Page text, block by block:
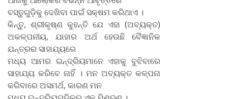
ବସ୍ତୁଗୁଡ଼ିକୁ ଦେଖିବା ପାଇଁ ସକ୍ଷମ କରିଥାଏ ।
କିନ୍ତୁ, ଶ୍ରୀକୃଷ୍ଣ କୁହନ୍ତି ଯେ ଏହା (ଅବ୍ୟକ୍ତ)
ଅକଳ୍ପନୀୟ, ଯାହାର ଅର୍ଥ ହେଉଛି ବୈଜ୍ଞାନିକ
ଯନ୍ତ୍ରର ସାହାଯ୍ୟରେ
ମଧ୍ୟ ଆମର ଇନ୍ଦ୍ରିୟମାନେ ଏହାକୁ ବୁଝିବାରେ
ସାହାଯ୍ୟ କରିବେ ନାହିଁ । ମନ ଅବ୍ୟକ୍ତ କଳ୍ପନା
କରିବାରେ ଅସମର୍ଥ, କାରଣ ମନ